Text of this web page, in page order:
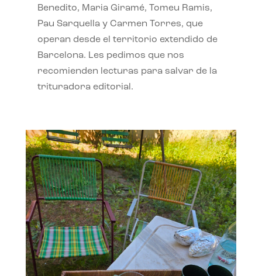
Benedito, Maria Giramé, Tomeu Ramis,
Pau Sarquella y Carmen Torres, que
operan desde el territorio extendido de
Barcelona. Les pedimos que nos
recomienden lecturas para salvar de la
trituradora editorial.